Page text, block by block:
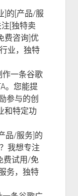
]的[产品/服
[独特卖
费咨询]优
业，独特
一条谷歌
。您能提
参与的创
和特定功
品/服务]的
我想专注
费试用/免
务，独特